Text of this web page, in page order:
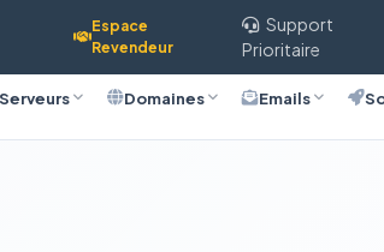
Espace
Revendeur
Support
Prioritaire
Domaines Emails